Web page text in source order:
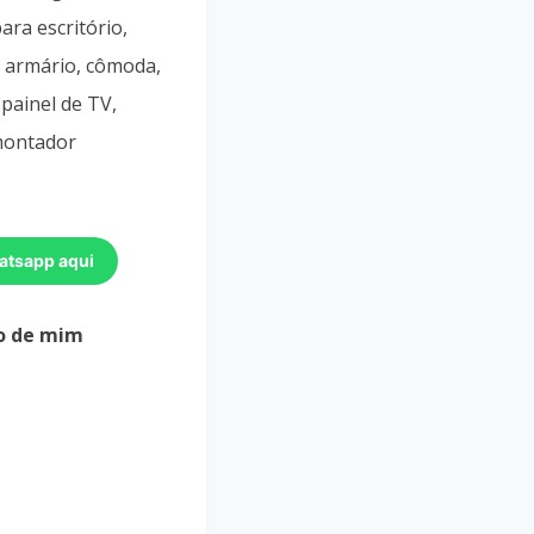
escritório,
cômoda,
de TV,
aqui
de mim